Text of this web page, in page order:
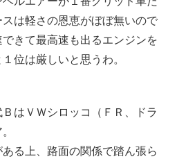
は軽さの恩恵がぼぼ無いので
きて最高速も出るエンジンを
位は厳しいと思うわ。
はＶＷシロッコ（ＦＲ、ドラ
る上、路面の関係で踏ん張ら